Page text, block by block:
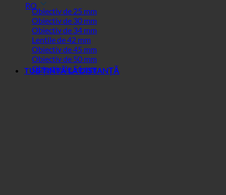
RO
Obiectiv de 25 mm
Obiectiv de 30 mm
Obiectiv de 34 mm
Lentile de 42 mm
Obiectiv de 45 mm
Obiectiv de 50 mm
Obiectiv de 56 mm
TUB ȚINTĂ LA DISTANȚĂ